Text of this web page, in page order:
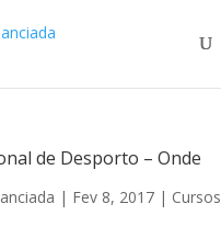
de Desporto – Onde
| Fev 8, 2017| Cursos